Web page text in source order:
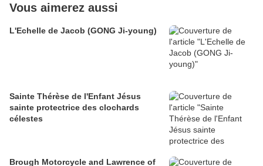
Vous aimerez aussi
L'Echelle de Jacob (GONG Ji-young)
Sainte Thérèse de l'Enfant Jésus
sainte protectrice des clochards
célestes
Brough Motorcycle and Lawrence of